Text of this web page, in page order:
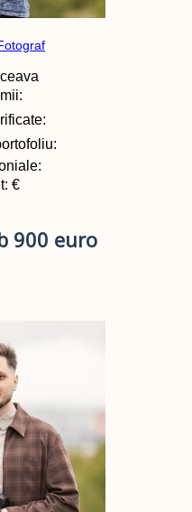
€
900 euro